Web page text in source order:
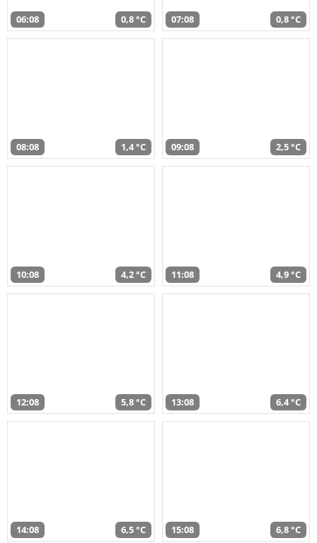
06:08 0,8 °C 07:08 0,8 °C
08:08 1,4 °C 09:08 2,5 °C
10:08 4,2 °C 11:08 4,9 °C
12:08 5,8 °C 13:08 6,4 °C
14:08 6,5 °C 15:08 6,8 °C